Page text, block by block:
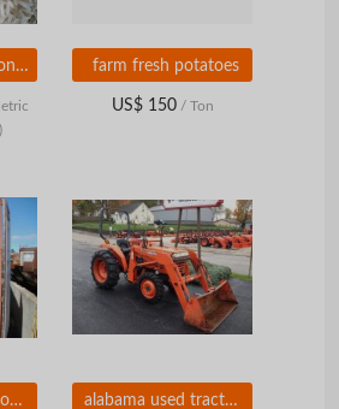
thai jasmine rice long grain farm fresh potatoes
US$ 150/ Ton
aluminuim extrusion 6063 nigeria alabama used tractors for sale